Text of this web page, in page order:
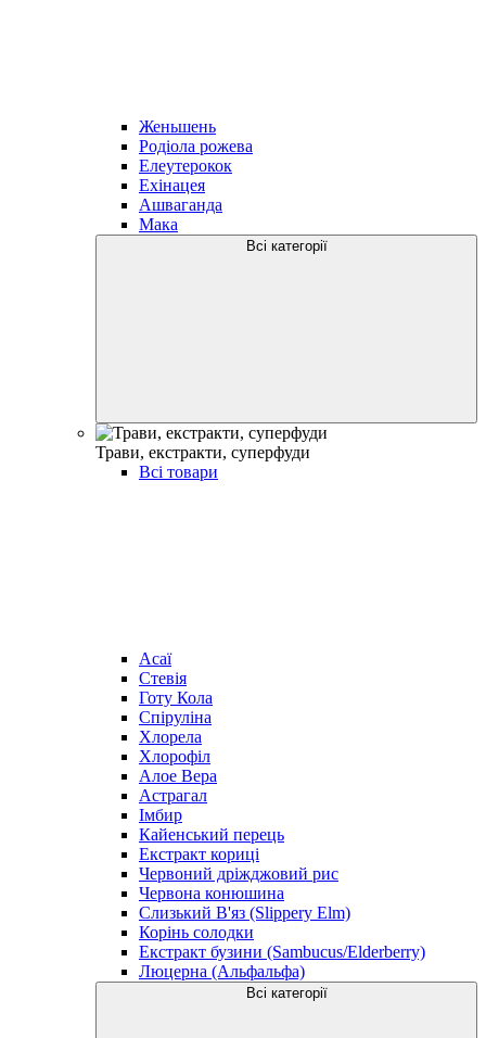
Женьшень
Родіола рожева
Елеутерокок
Ехінацея
Ашваганда
Мака
Всі категорії
Трави, екстракти, суперфуди
Всі товари
Асаї
Стевія
Готу Кола
Спіруліна
Хлорела
Хлорофіл
Алое Вера
Астрагал
Імбир
Кайенський перець
Екстракт кориці
Червоний дріжджовий рис
Червона конюшина
Слизький В'яз (Slippery Elm)
Корінь солодки
Екстракт бузини (Sambucus/Elderberry)
Люцерна (Альфальфа)
Всі категорії